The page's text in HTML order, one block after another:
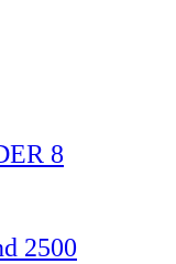
8
2500